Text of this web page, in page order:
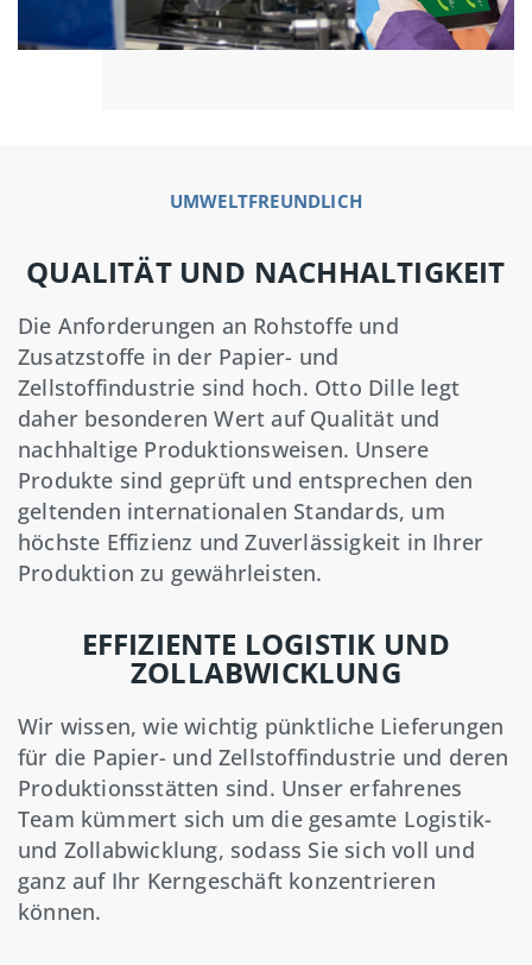
UMWELTFREUNDLICH
QUALITÄT UND NACHHALTIGKEIT
Die Anforderungen an Rohstoffe und
Zusatzstoffe in der Papier- und
Zellstoffindustrie sind hoch. Otto Dille legt
daher besonderen Wert auf Qualität und
nachhaltige Produktionsweisen. Unsere
Produkte sind geprüft und entsprechen den
geltenden internationalen Standards, um
höchste Effizienz und Zuverlässigkeit in Ihrer
Produktion zu gewährleisten.
EFFIZIENTE LOGISTIK UND
ZOLLABWICKLUNG
Wir wissen, wie wichtig pünktliche Lieferungen
für die Papier- und Zellstoffindustrie und deren
Produktionsstätten sind. Unser erfahrenes
Team kümmert sich um die gesamte Logistik-
und Zollabwicklung, sodass Sie sich voll und
ganz auf Ihr Kerngeschäft konzentrieren
können.